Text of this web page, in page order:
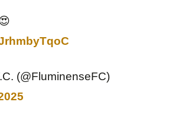
(@FluminenseFC)